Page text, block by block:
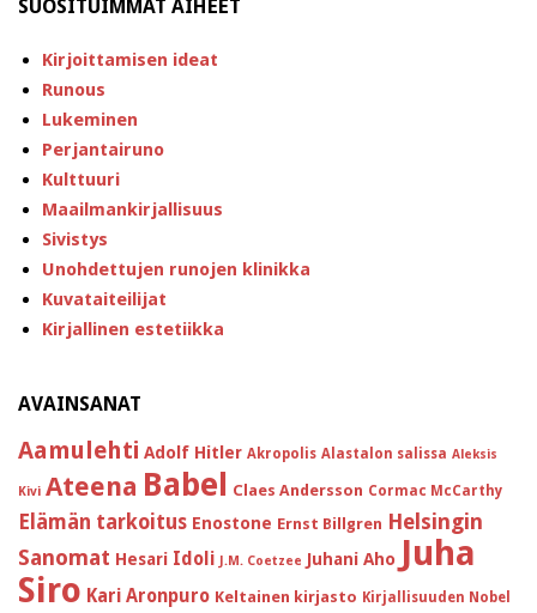
SUOSITUIMMAT AIHEET
Kirjoittamisen ideat
Runous
Lukeminen
Perjantairuno
Kulttuuri
Maailmankirjallisuus
Sivistys
Unohdettujen runojen klinikka
Kuvataiteilijat
Kirjallinen estetiikka
AVAINSANAT
Aamulehti Adolf Hitler Akropolis Alastalon salissa Aleksis
Kivi Ateena Babel Claes Andersson Cormac McCarthy
Elämän tarkoitus Enostone Ernst Billgren Helsingin
Sanomat Hesari Idoli J.M. Coetzee Juhani Aho Juha
Siro Kari Aronpuro Keltainen kirjasto Kirjallisuuden Nobel